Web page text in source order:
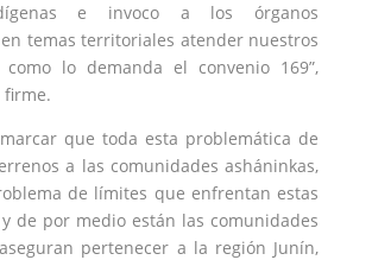
e invoco a los órganos
temas territoriales atender nuestros
lo demanda el convenio 169”,
firme.
que toda esta problemática de
a las comunidades asháninkas,
de límites que enfrentan estas
de por medio están las comunidades
pertenecer a la región Junín,